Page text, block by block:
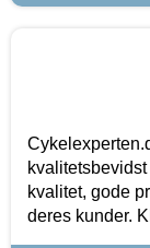
kvalitet, gode
deres kunder.